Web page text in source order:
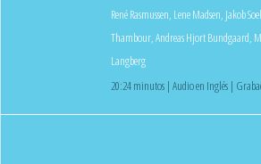
René Rasmussen Lene Madsen Jakob
Thambour, Andreas Hjort Bundgaard
Langberg
20:24 minutos | Audio en Inglés |